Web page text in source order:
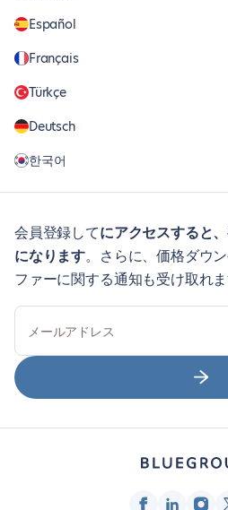
Español
Français
Türkçe
Deutsch
한국어
会員登録してにアクセスすると
になります。さらに、価格ダウ
ファーに関する通知も受け取れま
メールアドレス